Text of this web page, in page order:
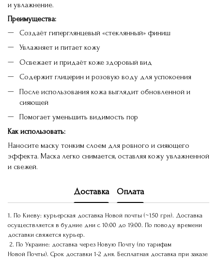
и увлажнение.
Преимущества:
Создаёт гиперглянцевый «стеклянный» финиш
Увлажняет и питает кожу
Освежает и придаёт коже здоровый вид
Содержит глицерин и розовую воду для успокоения
После использования кожа выглядит обновленной и
сияющей
Помогает уменьшить видимость пор
Как использовать:
Наносите маску тонким слоем для ровного и сияющего
эффекта. Маска легко снимается, оставляя кожу увлажненной
и свежей.
Доставка Оплата
1. По Киеву: курьерская доставка Новой почты (~150 грн). Доставка
осуществляется в будние дни с 10:00 до 19:00. По поводу времени
доставки свяжется курьер.
2. По Украине: доставка через Новую Почту (по тарифам
Новой Почты). Срок доставки 1-2 дня. Бесплатная доставка при заказе